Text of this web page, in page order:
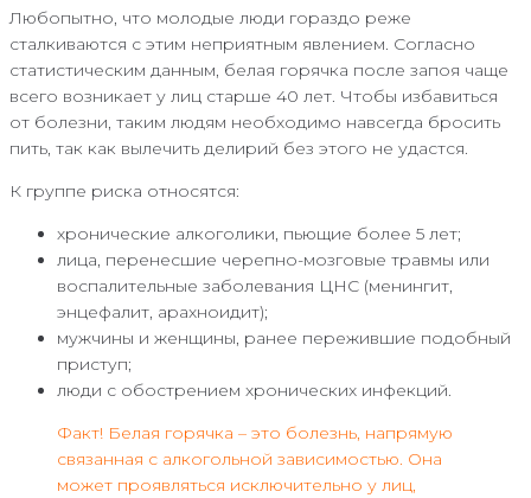
Любопытно, что молодые люди гораздо реже
сталкиваются с этим неприятным явлением. Согласно
статистическим данным, белая горячка после запоя чаще
всего возникает у лиц старше 40 лет. Чтобы избавиться
от болезни, таким людям необходимо навсегда бросить
пить, так как вылечить делирий без этого не удастся.
К группе риска относятся:
хронические алкоголики, пьющие более 5 лет;
лица, перенесшие черепно-мозговые травмы или
воспалительные заболевания ЦНС (менингит,
энцефалит, арахноидит);
мужчины и женщины, ранее пережившие подобный
приступ;
люди с обострением хронических инфекций.
Факт! Белая горячка – это болезнь, напрямую
связанная с алкогольной зависимостью. Она
может проявляться исключительно у лиц,